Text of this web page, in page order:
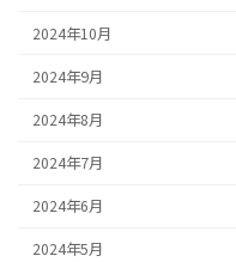
2024年10月
2024年9月
2024年8月
2024年7月
2024年6月
2024年5月